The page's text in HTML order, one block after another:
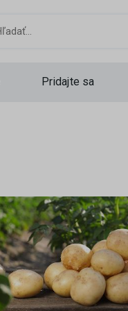
Hľadať...
Pridajte sa